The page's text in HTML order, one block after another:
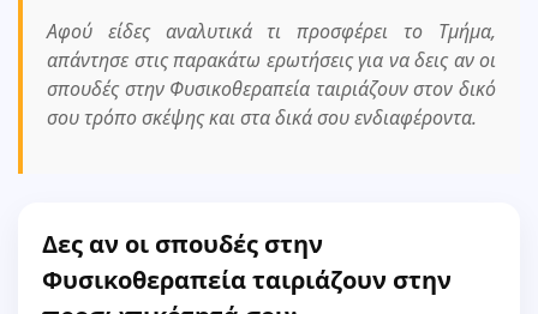
Αφού είδες αναλυτικά τι προσφέρει το Τμήμα,
απάντησε στις παρακάτω ερωτήσεις για να δεις αν οι
σπουδές στην Φυσικοθεραπεία ταιριάζουν στον δικό
σου τρόπο σκέψης και στα δικά σου ενδιαφέροντα.
Δες αν οι σπουδές στην
Φυσικοθεραπεία ταιριάζουν στην